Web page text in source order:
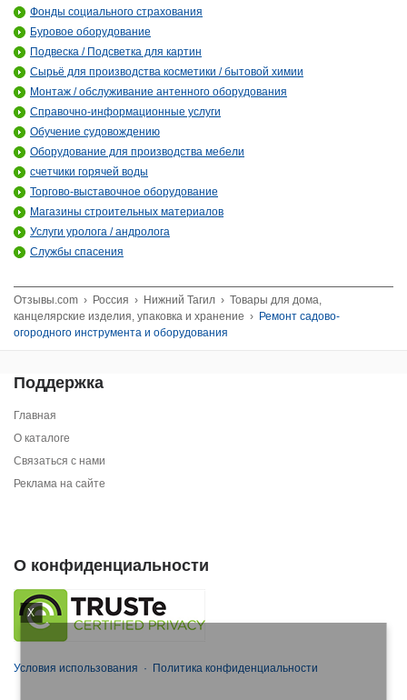
X
Фонды социального страхования
Буровое оборудование
Подвеска / Подсветка для картин
Сырьё для производства косметики / бытовой химии
Монтаж / обслуживание антенного оборудования
Справочно-информационные услуги
Обучение судовождению
Оборудование для производства мебели
счетчики горячей воды
Торгово-выставочное оборудование
Магазины строительных материалов
Услуги уролога / андролога
Службы спасения
Отзывы.com › Россия › Нижний Тагил › Товары для дома,
канцелярские изделия, упаковка и хранение › Ремонт садово-
огородного инструмента и оборудования
Поддержка
Главная
О каталоге
Связаться с нами
Реклама на сайте
О конфиденциальности
Условия использования · Политика конфиденциальности